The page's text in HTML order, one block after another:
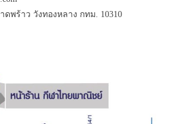
ดพร้าว วังทองหลาง กทม. 10310